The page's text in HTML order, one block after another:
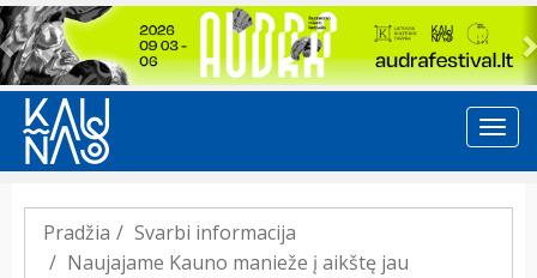
Previous
Pradžia
Svarbi informacija
Naujajame Kauno manieže į aikštę jau